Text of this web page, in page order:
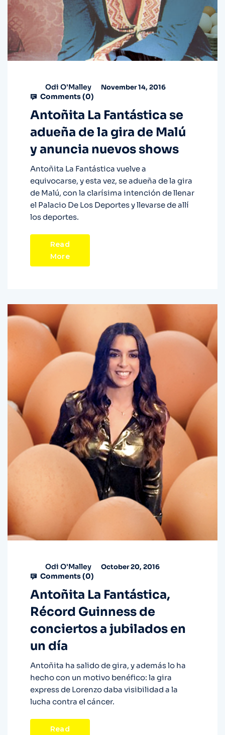
Odi O'Malley November 14, 2016
Comments (0)
Antoñita La Fantástica se
adueña de la gira de Malú
y anuncia nuevos shows
Antoñita La Fantástica vuelve a
equivocarse, y esta vez, se adueña de la gira
de Malú, con la clarísima intención de llenar
el Palacio De Los Deportes y llevarse de allí
los deportes.
Read
More
Odi O'Malley October 20, 2016
Comments (0)
Antoñita La Fantástica,
Récord Guinness de
conciertos a jubilados en
un día
Antoñita ha salido de gira, y además lo ha
hecho con un motivo benéfico: la gira
express de Lorenzo daba visibilidad a la
lucha contra el cáncer.
Read